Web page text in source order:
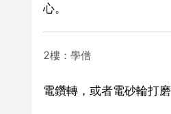
心。
2樓：學僧
電鑽轉，或者電砂輪打磨